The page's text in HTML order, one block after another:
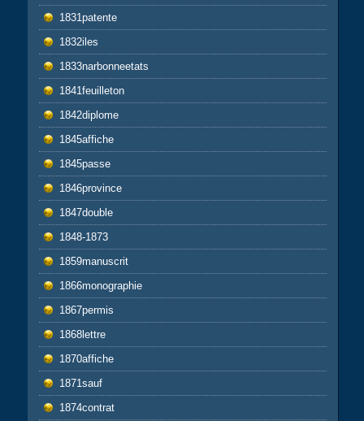
1831patente
1832iles
1833narbonneetats
1841feuilleton
1842diplome
1845affiche
1845passe
1846province
1847double
1848-1873
1859manuscrit
1866monographie
1867permis
1868lettre
1870affiche
1871sauf
1874contrat